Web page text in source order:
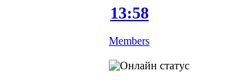
13:58
Members